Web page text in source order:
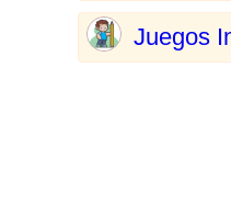
Juegos